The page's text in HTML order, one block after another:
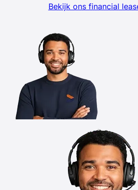
Bekijk ons financial